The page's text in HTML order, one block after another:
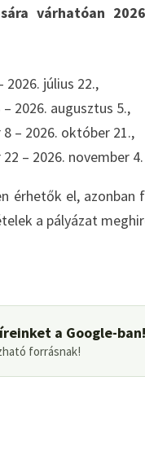
várhatóan
2026. július 22.,
2026. augusztus 5.,
– 2026. október 21.,
– 2026. november 4.
érhetők el,
a pályázat
a Google-ban!
forrásnak!